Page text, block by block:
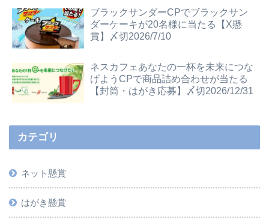
ブラックサンダーCPでブラックサン
ダーケーキが20名様に当たる【X懸
賞】〆切2026/7/10
ネスカフェあなたの一杯を未来につな
げようCPで商品詰め合わせが当たる
【封筒・はがき応募】〆切2026/12/31
カテゴリ
ネット懸賞
はがき懸賞